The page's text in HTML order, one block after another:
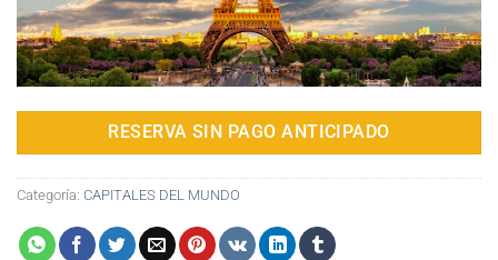
RESERVA SIN PAGO ANTICIPADO
Categoría: CAPITALES DEL MUNDO